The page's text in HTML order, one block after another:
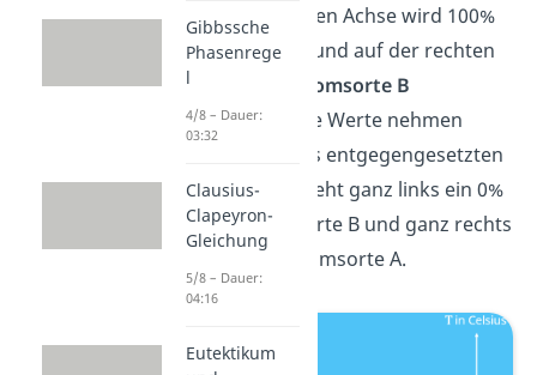
auf der horizontalen Achse wird 100%
vonAtomsorte A
und auf der rechten
Seite 100% von
Atomsorte B
eingetragen. Diese Werte nehmen
dann in der jeweils entgegengesetzten
Richtung ab. So steht ganz links ein 0%
Anteil von Atomsorte B und ganz rechts
0% Anteile von Atomsorte A.
Gibbssche
Phasenrege
l
4/8 – Dauer:
03:32
Clausius-
Clapeyron-
Gleichung
5/8 – Dauer:
04:16
Eutektikum